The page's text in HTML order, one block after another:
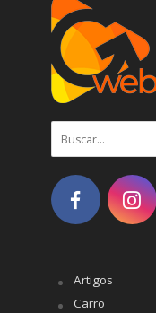
Artigos
Carro